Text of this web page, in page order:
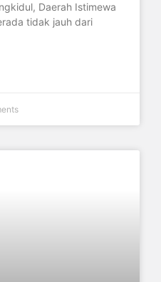
Daerah Istimewa
tidak jauh dari